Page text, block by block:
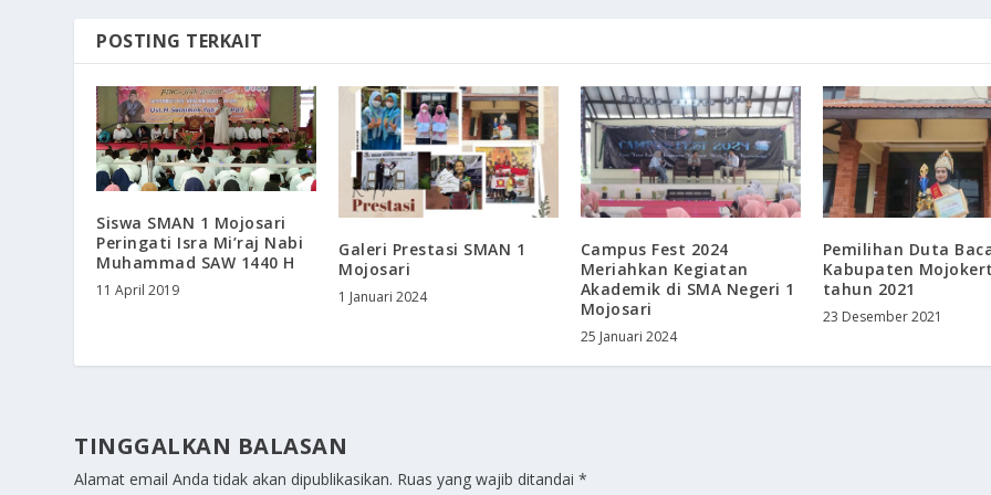
POSTING TERKAIT
Siswa SMAN 1 Mojosari
Peringati Isra Mi’raj Nabi
Muhammad SAW 1440 H
11 April 2019
Galeri Prestasi SMAN 1
Mojosari
1 Januari 2024
Campus Fest 2024
Meriahkan Kegiatan
Akademik di SMA Negeri 1
Mojosari
25 Januari 2024
Pemilihan Duta
Kabupaten
tahun 2021
23 Desember 2021
TINGGALKAN BALASAN
Alamat email Anda tidak akan dipublikasikan. Ruas yang wajib ditandai*